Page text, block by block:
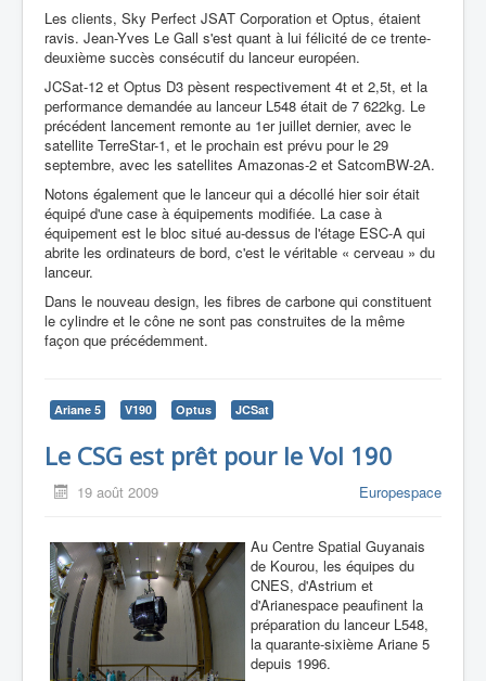
Les clients, Sky Perfect JSAT Corporation et Optus, étaient
ravis. Jean-Yves Le Gall s'est quant à lui félicité de ce trente-
deuxième succès consécutif du lanceur européen.
JCSat-12 et Optus D3 pèsent respectivement 4t et 2,5t, et la
performance demandée au lanceur L548 était de 7 622kg. Le
précédent lancement remonte au 1er juillet dernier, avec le
satellite TerreStar-1, et le prochain est prévu pour le 29
septembre, avec les satellites Amazonas-2 et SatcomBW-2A.
Notons également que le lanceur qui a décollé hier soir était
équipé d'une case à équipements modifiée. La case à
équipement est le bloc situé au-dessus de l'étage ESC-A qui
abrite les ordinateurs de bord, c'est le véritable « cerveau » du
lanceur.
Dans le nouveau design, les fibres de carbone qui constituent
le cylindre et le cône ne sont pas construites de la même
façon que précédemment.
Ariane 5 V190 Optus JCSat
Le CSG est prêt pour le Vol 190
19 août 2009 Europespace
Au Centre Spatial Guyanais
de Kourou, les équipes du
CNES, d'Astrium et
d'Arianespace peaufinent la
préparation du lanceur L548,
la quarante-sixième Ariane 5
depuis 1996.